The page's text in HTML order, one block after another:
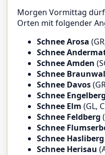
Morgen Vormittag
Orten mit folgender
Schnee Arosa
Schnee
Schnee Amden
Schnee
Schnee Davos
Schnee Engelberg
Schnee Elm (GL,
Schnee Feldberg
Schnee
Schnee Hasliberg
Schnee Herisau